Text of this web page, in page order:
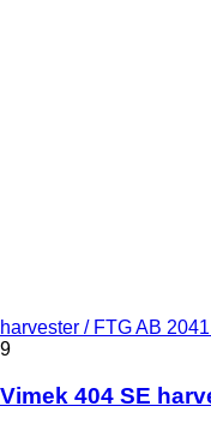
harvester / FTG AB
9
Vimek 404 SE